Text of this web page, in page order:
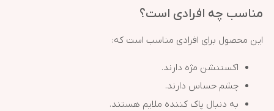
مناسب چه افرادی است؟
این محصول برای افرادی مناسب است که:
اکستنشن مژه دارند.
چشم حساس دارند.
به دنبال پاک کننده ملایم هستند.